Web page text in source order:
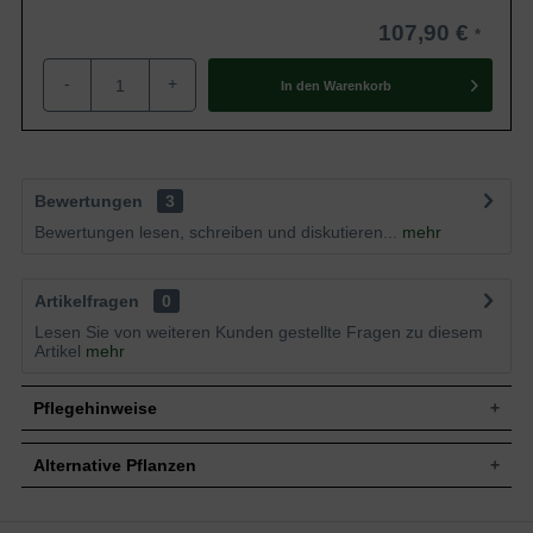
107,90 €
- + In den Warenkorb
Bewertungen
3
Bewertungen lesen, schreiben und diskutieren...
mehr
Artikelfragen
0
Lesen Sie von weiteren Kunden gestellte Fragen zu diesem
Artikel mehr
Pflegehinweise
Pflanz- und Pflegetipps Syringa laciniata /
Alternative Pflanzen